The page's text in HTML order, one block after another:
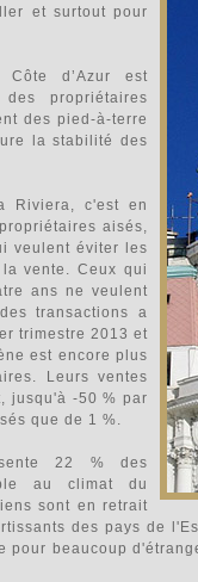
et surtout pour
d’Azur est
propriétaires
des pied-à-terre
la stabilité des
Riviera, c'est en
aisés,
veulent éviter les
vente. Ceux qui
ans ne veulent
transactions a
trimestre 2013 et
est encore plus
Leurs ventes
jusqu'à -50 % par
que de 1 %.
22 % des
au climat du
sont en retrait
des pays de
pour beaucoup